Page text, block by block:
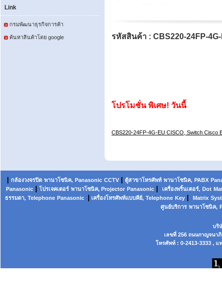
Link
กรมพัฒนาธุรกิจการค้า
ค้นหาสินค้าโดย google รหัสสินค้า : CBS220-24FP-
โปรโมชั่น พิเศษ! วันนี้
CBS220-24FP-4G-EU CISCO, Switch Cisco
| กล้องวงจรปิด พานาโซนิค, Panasonic CCTV | ตู้สาขาโทรศัพท์ พานาโซนิค, PABX
Panasonic| โปรเจคเตอร์ พานาโซนิค, Projector Panasonic| เครื่องพริ้นเตอร์, Dot
ธรรมดา, Telephone Panasonic | เครื่องโทรศัพท์แบบคีย์, Telephone Key | Matrix
ศูนย์บริการ พานาโซนิค,
บริ
เลขที่ 256 ถนนกาญจนาภิ
โทรศัพท์ : 0-2413-3333 , แ